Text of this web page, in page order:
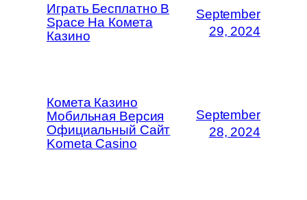
Играть Бесплатно В
Space На Комета
Казино
September
29, 2024
Комета Казино
Мобильная Версия
Официальный Сайт
Kometa Casino
September
28, 2024